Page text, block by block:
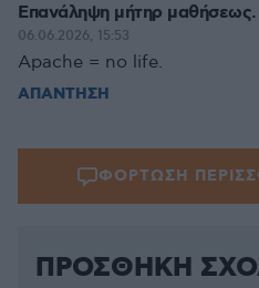
Επανάληψη μήτηρ μαθήσεως.
06.06.2026, 15:53
Apache = no life.
ΑΠΑΝΤΗΣΗ
ΦΟΡΤΩΣΗ
ΠΡΟΣΘΗΚΗ